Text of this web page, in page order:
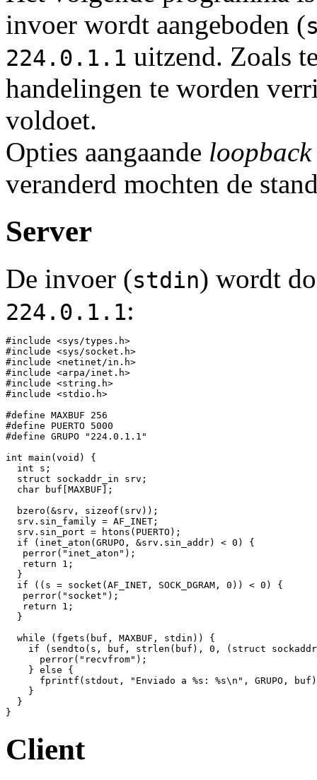
invoer wordt aangeboden (
224.0.1.1 uitzend. Zoals
handelingen te worden
voldoet.
Opties aangaande loopback
veranderd mochten de
Server
De invoer (stdin) wordt
224.0.1.1:
#include <sys/types.h>
#include <sys/socket.h>
#include <netinet/in.h>
#include <arpa/inet.h>
#include <string.h>
#include <stdio.h>
#define MAXBUF 256
#define PUERTO 5000
#define GRUPO "224.0.1.1"
int main(void) {
  int s;
  struct sockaddr_in srv;
  char buf[MAXBUF];
  bzero(&srv, sizeof(srv));
  srv.sin_family = AF_INET;
  srv.sin_port = htons(PUERTO);
  if (inet_aton(GRUPO, &srv.sin_addr) < 0) {
   perror("inet_aton");
   return 1;
  }
  if ((s = socket(AF_INET, SOCK_DGRAM, 0)) < 0) {
   perror("socket");
   return 1;
  }
  while (fgets(buf, MAXBUF, stdin)) {
if (sendto(s, buf, strlen(buf), 0, (struct
      perror("recvfrom");
    } else {
fprintf(stdout, "Enviado a %s: %s\n", GRUPO,
    }
  }
Client